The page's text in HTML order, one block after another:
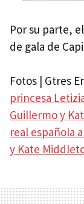
Por su parte,
de gala de
Fotos | Gtres
princesa
Guillermo y
real española
y Kate